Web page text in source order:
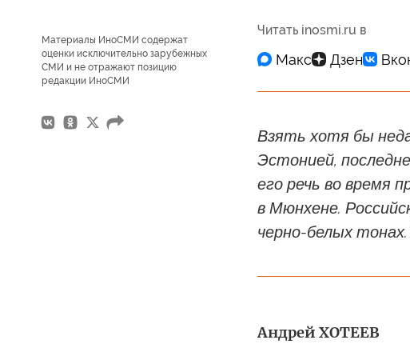
Материалы ИноСМИ содержат
оценки исключительно зарубежных
СМИ и не отражают позицию
редакции ИноСМИ
Читать inosmi.ru в
Взять хотя бы
Эстонией,
его речь во время
в Мюнхене.
черно-белых
Андрей ХОТЕЕВ